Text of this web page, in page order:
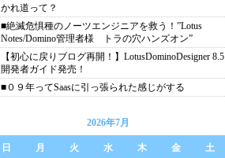
かれ道って？
■絶滅危惧種のノーツエンジニアを救う！”Lotus
Notes/Domino管理者様 トラの穴ハンズオン”
【初心に戻りブログ再開！】LotusDominoDesigner 8.5
開発者ガイド発売！
■０９年ってSaasに引っ張られた感じがする
2026年7月
日 月 火 水 木 金 土